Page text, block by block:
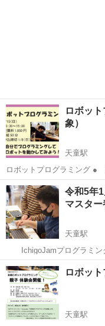
ロボッ
象）
天童駅
ロボットプログラミング ● 1/15（日）13：30～15：20 ● 受講料
1,650円 ● 1組50分 ● 申込締切 1/8（日） ● 自分でプログラミン
山形 天童市 天童駅
令和5年
マスタ
天童駅
IchigoJamプログラミングマスタ
グを用いたものづくりの指導員を目指す～
大きさの、プログラミング
ロ...
山形 天童市 天童駅
ロボッ
天童駅